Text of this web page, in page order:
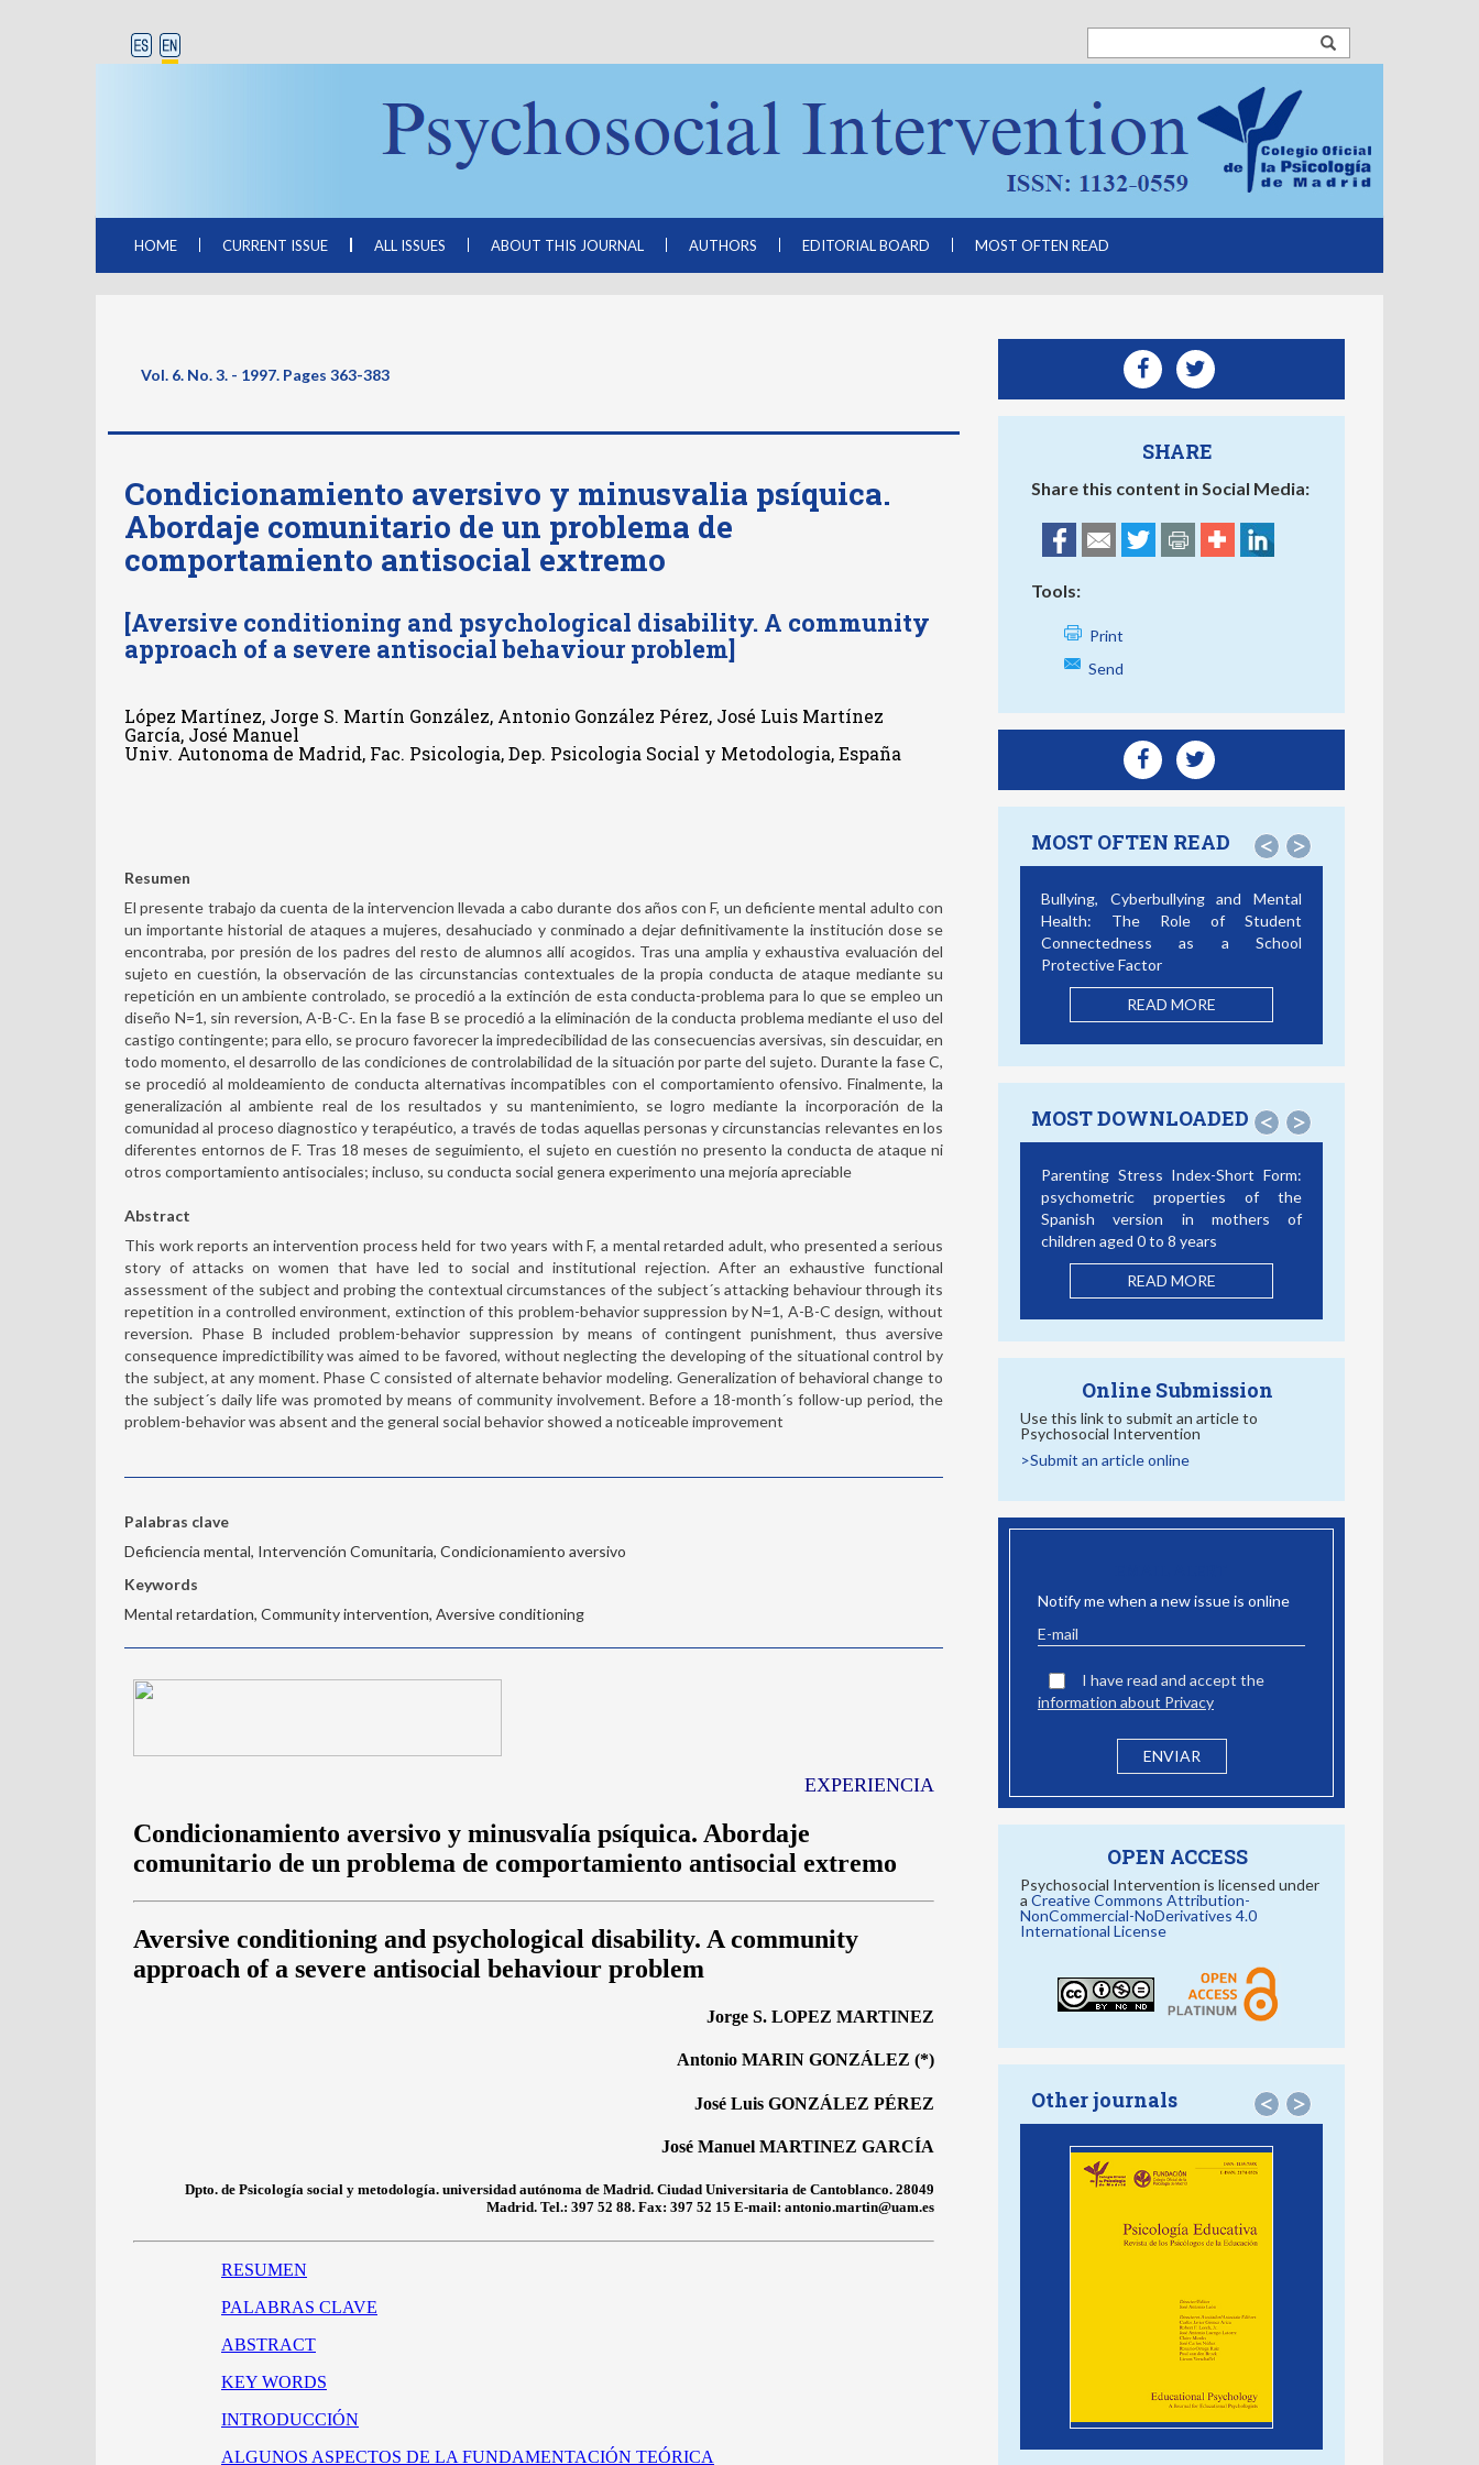
HOME CURRENT ISSUE ALL ISSUES ABOUT THIS JOURNAL AUTHORS EDITORIAL BOARD MOST OFTEN READ
Vol. 6. No. 3. - 1997. Pages 363-383
Condicionamiento aversivo y minusvalia psíquica.
Abordaje comunitario de un problema de
comportamiento antisocial extremo
[Aversive conditioning and psychological disability. A community
approach of a severe antisocial behaviour problem]
López Martínez, Jorge S. Martín González, Antonio González Pérez, José Luis Martínez
García, José Manuel
Univ. Autonoma de Madrid, Fac. Psicologia, Dep. Psicologia Social y Metodologia, España
Resumen
El presente trabajo da cuenta de la intervencion llevada a cabo durante dos años con F, un deficiente mental adulto con
un importante historial de ataques a mujeres, desahuciado y conminado a dejar definitivamente la institución dose se
encontraba, por presión de los padres del resto de alumnos allí acogidos. Tras una amplia y exhaustiva evaluación del
sujeto en cuestión, la observación de las circunstancias contextuales de la propia conducta de ataque mediante su
repetición en un ambiente controlado, se procedió a la extinción de esta conducta-problema para lo que se empleo un
diseño N=1, sin reversion, A-B-C-. En la fase B se procedió a la eliminación de la conducta problema mediante el uso del
castigo contingente; para ello, se procuro favorecer la impredecibilidad de las consecuencias aversivas, sin descuidar, en
todo momento, el desarrollo de las condiciones de controlabilidad de la situación por parte del sujeto. Durante la fase C,
se procedió al moldeamiento de conducta alternativas incompatibles con el comportamiento ofensivo. Finalmente, la
generalización al ambiente real de los resultados y su mantenimiento, se logro mediante la incorporación de la
comunidad al proceso diagnostico y terapéutico, a través de todas aquellas personas y circunstancias relevantes en los
diferentes entornos de F. Tras 18 meses de seguimiento, el sujeto en cuestión no presento la conducta de ataque ni
otros comportamiento antisociales; incluso, su conducta social genera experimento una mejoría apreciable
Abstract
This work reports an intervention process held for two years with F, a mental retarded adult, who presented a serious
story of attacks on women that have led to social and institutional rejection. After an exhaustive functional
assessment of the subject and probing the contextual circumstances of the subject´s attacking behaviour through its
repetition in a controlled environment, extinction of this problem-behavior suppression by N=1, A-B-C design, without
reversion. Phase B included problem-behavior suppression by means of contingent punishment, thus aversive
consequence impredictibility was aimed to be favored, without neglecting the developing of the situational control by
the subject, at any moment. Phase C consisted of alternate behavior modeling. Generalization of behavioral change to
the subject´s daily life was promoted by means of community involvement. Before a 18-month´s follow-up period, the
problem-behavior was absent and the general social behavior showed a noticeable improvement
Palabras clave
Deficiencia mental, Intervención Comunitaria, Condicionamiento aversivo
Keywords
Mental retardation, Community intervention, Aversive conditioning
SHARE
Share this content in Social Media:
Tools:
Print
Send
MOST OFTEN READ < >
Bullying, Cyberbullying and Mental
Health: The Role of Student
Connectedness as a School
Protective Factor
READ MORE
MOST DOWNLOADED < >
Parenting Stress Index-Short Form:
psychometric properties of the
Spanish version in mothers of
children aged 0 to 8 years
READ MORE
Online Submission
Use this link to submit an article to
Psychosocial Intervention
>Submit an article online
Notify me when a new issue is online
I have read and accept the
information about Privacy
OPEN ACCESS
Psychosocial Intervention is licensed under
a Creative Commons Attribution-
NonCommercial-NoDerivatives 4.0
International License
Other journals < >